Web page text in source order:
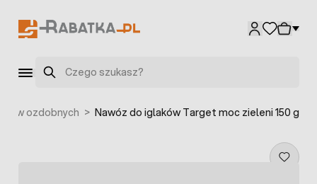
Szukaj
ozdobnych > Nawóz do iglaków Target moc zieleni 150 g